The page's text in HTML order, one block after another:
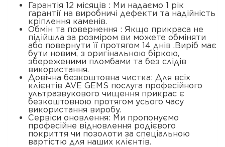
Гарантія 12 місяців : Ми надаємо 1 рік
гарантії на виробничі дефекти та надійність
кріплення каменів.
Обмін та повернення : Якщо прикраса не
підійшла за розміром ви можете обміняти
або повернути її протягом 14 днів .Виріб має
бути новим, з оригінальною біркою,
збереженими пломбами та без слідів
використання.
Довічна безкоштовна чистка: Для всіх
клієнтів AVE GEMS послуга професійного
ультразвукового чищення прикрас є
безкоштовною протягом усього часу
використання виробу.
Сервіси оновлення: Ми пропонуємо
професійне відновлення родієвого
покриття чи позолоти за спеціальною
вартістю для наших клієнтів.